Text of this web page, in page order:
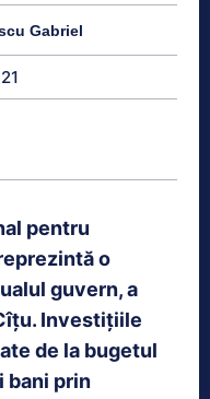
Gabriel
pentru
o
guvern, a
Investițiile
de la bugetul
bani prin